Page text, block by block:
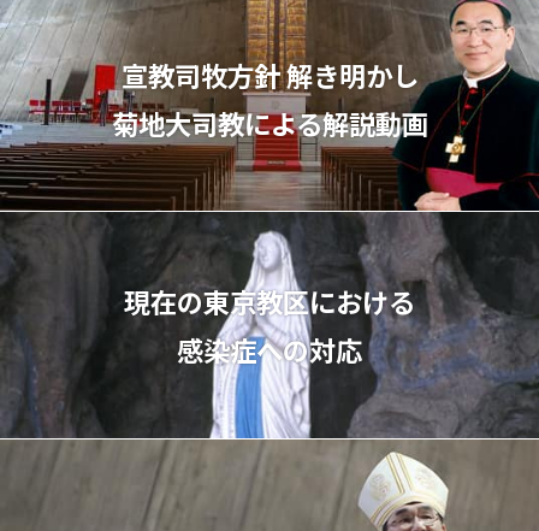
宣教司牧⽅針 解き明かし
菊地⼤司教による解説動画
現在の東京教区における
感染症への対応